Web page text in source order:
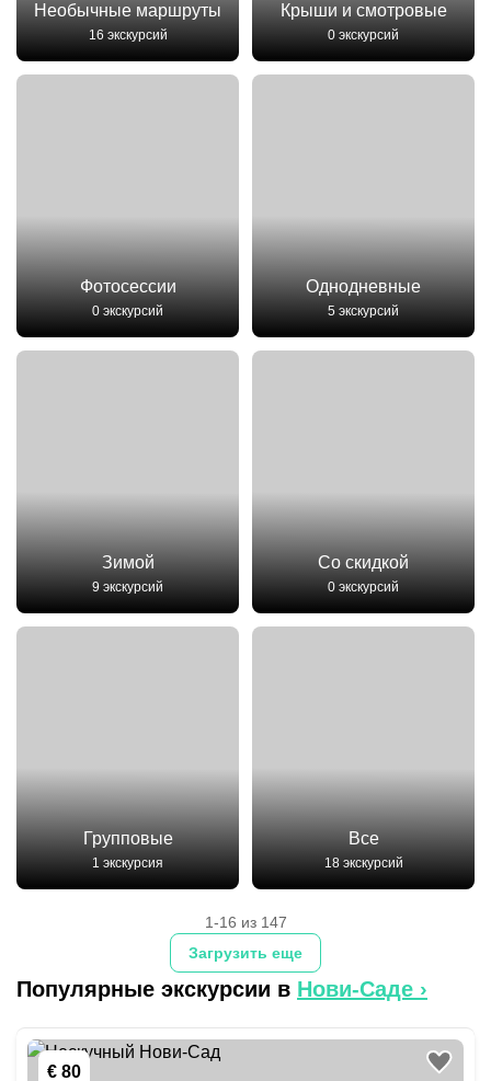
Необычные маршруты
16 экскурсий
Крыши и смотровые
0 экскурсий
Фотосессии
0 экскурсий
Однодневные
5 экскурсий
Зимой
9 экскурсий
Со скидкой
0 экскурсий
Групповые
1 экскурсия
Все
18 экскурсий
Загрузить еще
1-16 из 147
Популярные экскурсии в Нови-Саде ›
€ 80